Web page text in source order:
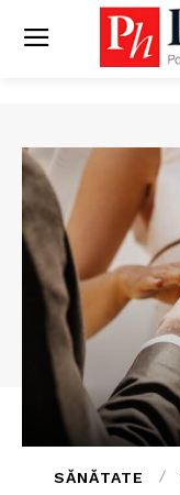
SĂNĂTATE